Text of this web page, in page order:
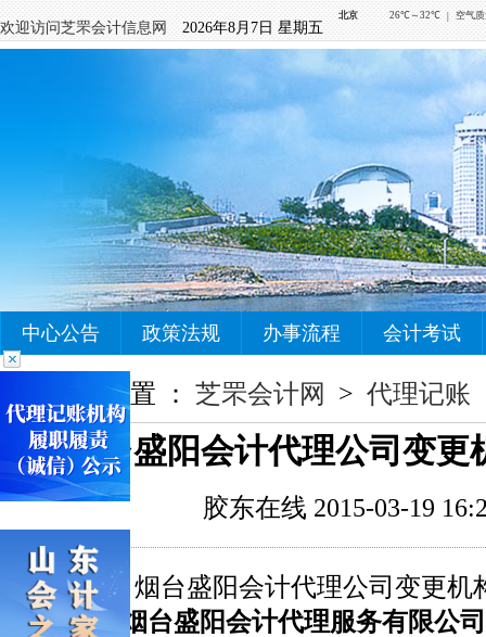
欢迎访问芝罘会计信息网 2026年8月7日 星期五
中心公告 政策法规 办事流程 会计考试
您当前的位置 ： 芝罘会计网 > 代理记账
烟台盛阳会计代理公司变更
胶东在线 2015-03-19
烟台盛阳会计代理公司变更机
关于烟台盛阳会计代理服务有限公